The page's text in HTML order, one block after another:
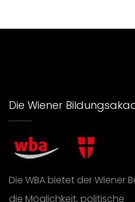
Die Wiener
Die WBA bietet der Wiener
die Möglichkeit, politische